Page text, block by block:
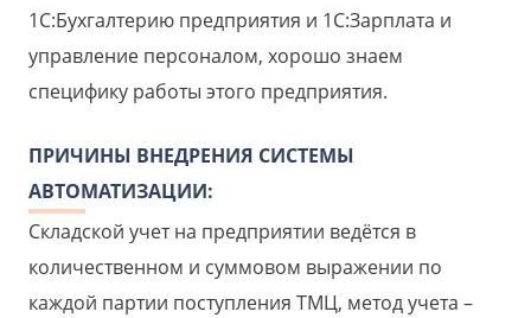
1С:Бухгалтерию предприятия и 1С:Зарплата и
управление персоналом, хорошо знаем
специфику работы этого предприятия.
ПРИЧИНЫ ВНЕДРЕНИЯ СИСТЕМЫ
АВТОМАТИЗАЦИИ:
Складской учет на предприятии ведётся в
количественном и суммовом выражении по
каждой партии поступления ТМЦ, метод учета –